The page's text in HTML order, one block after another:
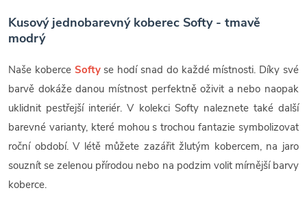
Kusový jednobarevný koberec Softy - tmavě
modrý
Naše koberce Softyse hodí snad do každé místnosti. Díky své
barvě dokáže danou místnost perfektně oživit a nebo naopak
uklidnit pestřejší interiér. V kolekci Softy naleznete také další
barevné varianty, které mohou s trochou fantazie symbolizovat
roční období. V létě můžete zazářit žlutým kobercem, na jaro
souznít se zelenou přírodou nebo na podzim volit mírnější barvy
koberce.